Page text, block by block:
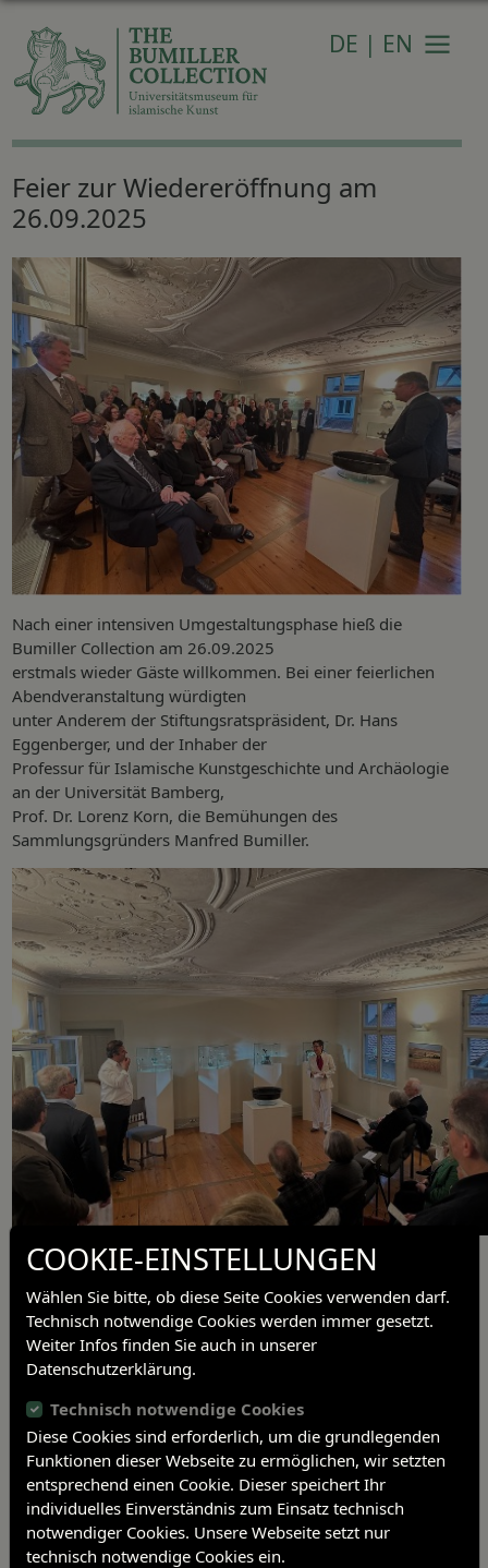
DE | EN
Feier zur Wiedereröffnung am
26.09.2025
Nach einer intensiven Umgestaltungsphase hieß die
Bumiller Collection am 26.09.2025
erstmals wieder Gäste willkommen. Bei einer feierlichen
Abendveranstaltung würdigten
unter Anderem der Stiftungsratspräsident, Dr. Hans
Eggenberger, und der Inhaber der
Professur für Islamische Kunstgeschichte und Archäologie
an der Universität Bamberg,
Prof. Dr. Lorenz Korn, die Bemühungen des
Sammlungsgründers Manfred Bumiller.
Anschließend präsentierte die Kuratorin Dr. Verena Daiber
das überarbeitete Konzept
des Universitätsmuseums und die neu gestaltete
Dauerausstellung.
Für die musikalische Umrahmung des Abends sorgte Hadi
Alizadeh mit traditionellen
und modernen Stücken auf klassisch persischen Trommeln.
COOKIE-EINSTELLUNGEN
Wählen Sie bitte, ob diese Seite Cookies verwenden darf.
Technisch notwendige Cookies werden immer gesetzt.
Weiter Infos finden Sie auch in unserer
Datenschutzerklärung.
Technisch notwendige Cookies
Diese Cookies sind erforderlich, um die grundlegenden
Funktionen dieser Webseite zu ermöglichen, wir setzten
entsprechend einen Cookie. Dieser speichert Ihr
individuelles Einverständnis zum Einsatz technisch
notwendiger Cookies. Unsere Webseite setzt nur
technisch notwendige Cookies ein.